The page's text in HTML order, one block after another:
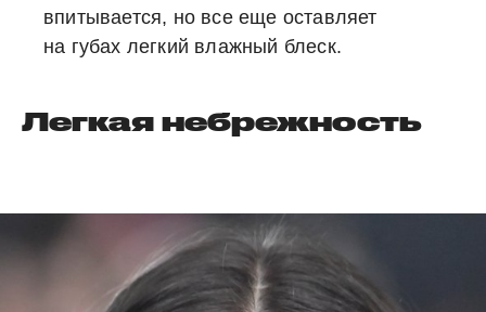
впитывается, но все еще оставляет
на губах легкий влажный блеск.
Легкая небрежность